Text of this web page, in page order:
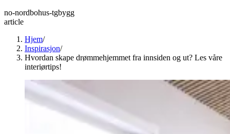
no-nordbohus-tgbygg
article
Hjem/
Inspirasjon/
Hvordan skape drømmehjemmet fra innsiden og ut? Les våre
interiørtips!